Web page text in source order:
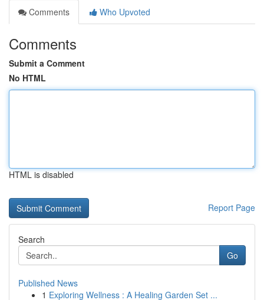
Comments
Who Upvoted
Comments
Submit a Comment
No HTML
HTML is disabled
Report Page
Search
Go
Published News
1 Exploring Wellness : A Healing Garden Set ...